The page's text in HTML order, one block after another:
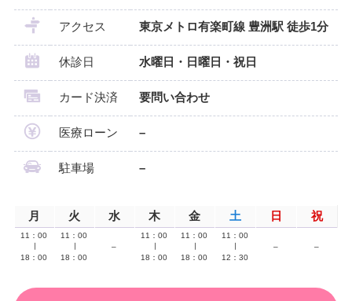
アクセス 東京メトロ有楽町線 豊洲駅 徒歩1分
休診日 水曜日・日曜日・祝日
カード決済 要問い合わせ
医療ローン –
駐車場 –
月 火 水 木 金 土 日 祝
11：00
18：00
11：00
18：00
–
11：00
18：00
11：00
18：00
11：00
12：30
– –